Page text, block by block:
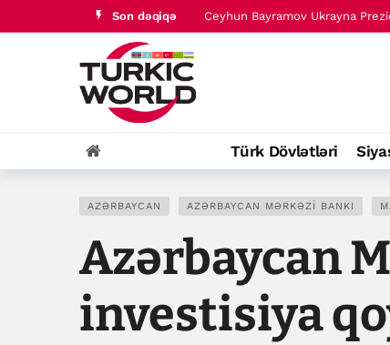
Son dəqiqə
Türk dünyası tarixində baş
Türk Dövlətləri
AZƏRBAYCAN AZƏRBAYCAN MƏRKƏZI BANKI
Azərbaycan
investisiya